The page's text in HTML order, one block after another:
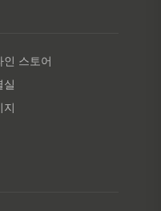
인 스토어
실
지